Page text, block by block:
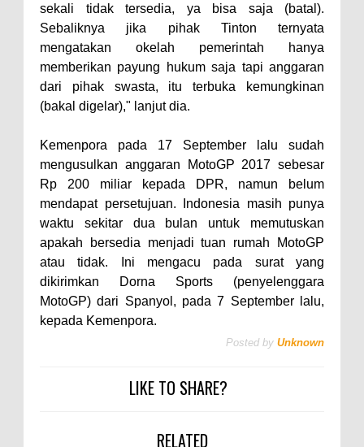
sekali tidak tersedia, ya bisa saja (batal).
Sebaliknya jika pihak Tinton ternyata
mengatakan okelah pemerintah hanya
memberikan payung hukum saja tapi anggaran
dari pihak swasta, itu terbuka kemungkinan
(bakal digelar)," lanjut dia.
Kemenpora pada 17 September lalu sudah
mengusulkan anggaran MotoGP 2017 sebesar
Rp 200 miliar kepada DPR, namun belum
mendapat persetujuan. Indonesia masih punya
waktu sekitar dua bulan untuk memutuskan
apakah bersedia menjadi tuan rumah MotoGP
atau tidak. Ini mengacu pada surat yang
dikirimkan Dorna Sports (penyelenggara
MotoGP) dari Spanyol, pada 7 September lalu,
kepada Kemenpora.
Posted by Unknown
LIKE TO SHARE?
RELATED